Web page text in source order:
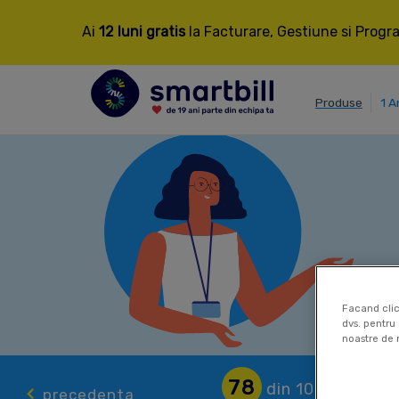
Ai12 luni gratis la Facturare, Gestiune si
Produse 1
precedenta 78 din 100
Facand
dvs.
noastre de